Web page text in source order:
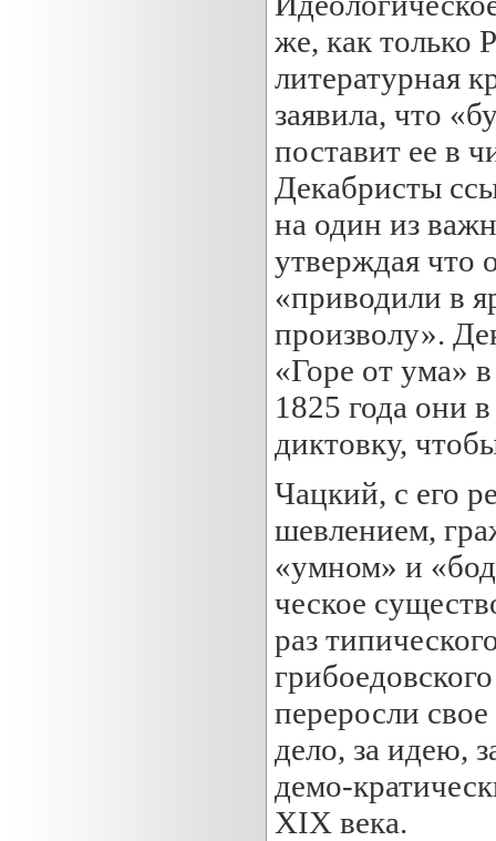
же, как только
литературная
заявила, что
поставит ее в
Декабристы
на один из
утверждая что
«приводили в
произволу».
«Горе от ума»
1825 года они
диктовку,
Чацкий, с его
шевлением,
«умном» и
ческое
раз
переросли
дело, за идею,
демо-
XIX века.